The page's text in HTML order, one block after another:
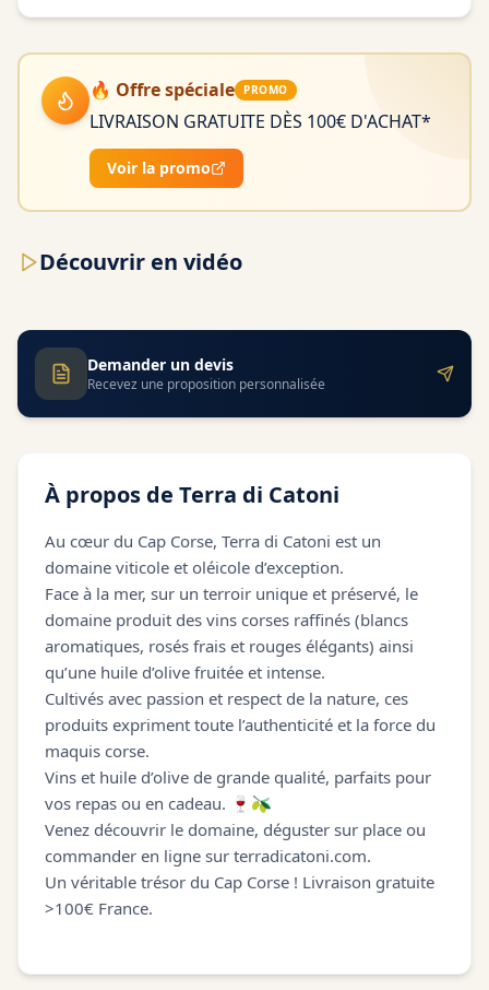
🔥 Offre spéciale PROMO
LIVRAISON GRATUITE DÈS 100€ D'ACHAT*
Voir la promo
Découvrir en vidéo
Demander un devis
Recevez une proposition personnalisée
À propos de Terra di Catoni
Au cœur du Cap Corse, Terra di Catoni est un
domaine viticole et oléicole d’exception.
Face à la mer, sur un terroir unique et préservé, le
domaine produit des vins corses raffinés (blancs
aromatiques, rosés frais et rouges élégants) ainsi
qu’une huile d’olive fruitée et intense.
Cultivés avec passion et respect de la nature, ces
produits expriment toute l’authenticité et la force du
maquis corse.
Vins et huile d’olive de grande qualité, parfaits pour
vos repas ou en cadeau. 🍷🫒
Venez découvrir le domaine, déguster sur place ou
commander en ligne sur terradicatoni.com.
Un véritable trésor du Cap Corse ! Livraison gratuite
>100€ France.